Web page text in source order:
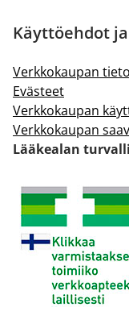
Käyttöehdot
Verkkokaupan
Evästeet
Verkkokaupan
Verkkokaupan
Lääkealan